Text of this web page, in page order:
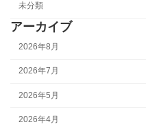
未分類
アーカイブ
2026年8月
2026年7月
2026年5月
2026年4月